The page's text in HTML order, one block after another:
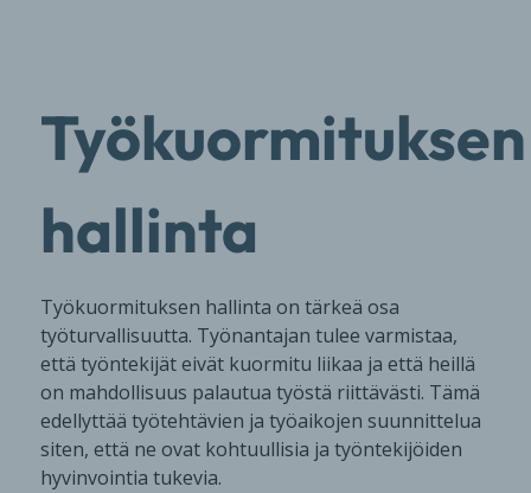
Työkuormituksen
hallinta
Työkuormituksen hallinta on tärkeä osa
työturvallisuutta. Työnantajan tulee varmistaa,
että työntekijät eivät kuormitu liikaa ja että heillä
on mahdollisuus palautua työstä riittävästi. Tämä
edellyttää työtehtävien ja työaikojen suunnittelua
siten, että ne ovat kohtuullisia ja työntekijöiden
hyvinvointia tukevia.